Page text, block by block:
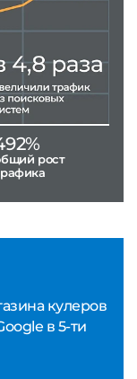
кулеров
в 5-ти
рост